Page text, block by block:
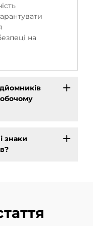
на
знаки